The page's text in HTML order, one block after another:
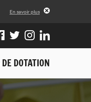
En savoir plus
DOTATION